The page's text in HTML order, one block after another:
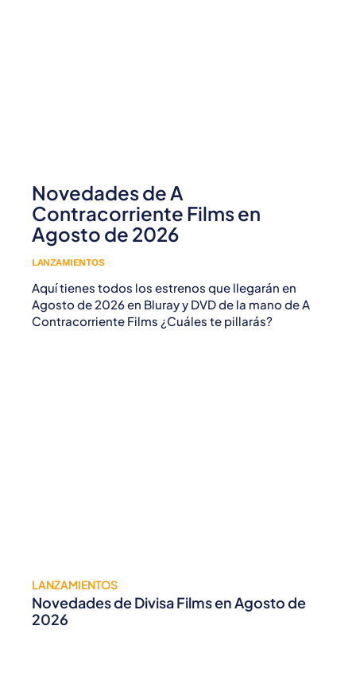
Novedades de A
Contracorriente Films en
Agosto de 2026
LANZAMIENTOS
Aquí tienes todos los estrenos que llegarán en
Agosto de 2026 en Bluray y DVD de la mano de A
Contracorriente Films ¿Cuáles te pillarás?
LANZAMIENTOS
Novedades de Divisa Films en Agosto de
2026